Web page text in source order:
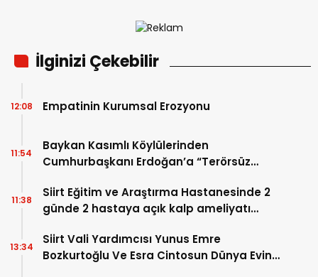
İlginizi Çekebilir
Empatinin Kurumsal Erozyonu
12:08
Baykan Kasımlı Köylülerinden
Cumhurbaşkanı Erdoğan’a “Terörsüz
11:54
Siirt Eğitim ve Araştırma Hastanesinde 2
günde 2 hastaya açık kalp ameliyatı
11:38
Siirt Vali Yardımcısı Yunus Emre
Bozkurtoğlu Ve Esra Cintosun Dünya Evine
13:34